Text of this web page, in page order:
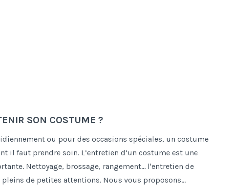
SON COSTUME ?
ou pour des occasions spéciales, un costume
il faut prendre soin. L’entretien d’un costume est une
Nettoyage, brossage, rangement... l'entretien de
de petites attentions. Nous vous proposons...